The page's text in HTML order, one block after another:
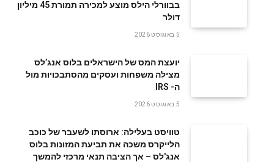
‬דולר
5 באוגוסט 2026
‬ה- IRS
5 באוגוסט 2026
טוויסט בעלילה: ארוסתו לשעבר של כוכב
הלייקרס משכה את תביעת המזונות בלוס
אנג'לס – אך הציבה תנאי מרכזי להמשך